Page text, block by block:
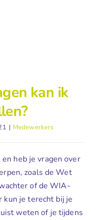
kan ik
| Medewerkers
heb je vragen over
zoals de Wet
of de WIA-
kun je terecht bij je
weten of je tijdens